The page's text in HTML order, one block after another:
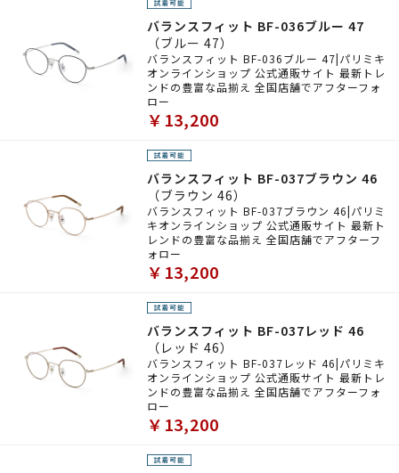
バランスフィット BF-036ブルー 47
（ブルー 47）
バランスフィット BF-036ブルー 47|パリミキ
オンラインショップ 公式通販サイト 最新トレ
ンドの豊富な品揃え 全国店舗でアフターフォ
ロー
￥13,200
バランスフィット BF-037ブラウン 46
（ブラウン 46）
バランスフィット BF-037ブラウン 46|パリミ
キオンラインショップ 公式通販サイト 最新ト
レンドの豊富な品揃え 全国店舗でアフターフ
ォロー
￥13,200
バランスフィット BF-037レッド 46
（レッド 46）
バランスフィット BF-037レッド 46|パリミキ
オンラインショップ 公式通販サイト 最新トレ
ンドの豊富な品揃え 全国店舗でアフターフォ
ロー
￥13,200